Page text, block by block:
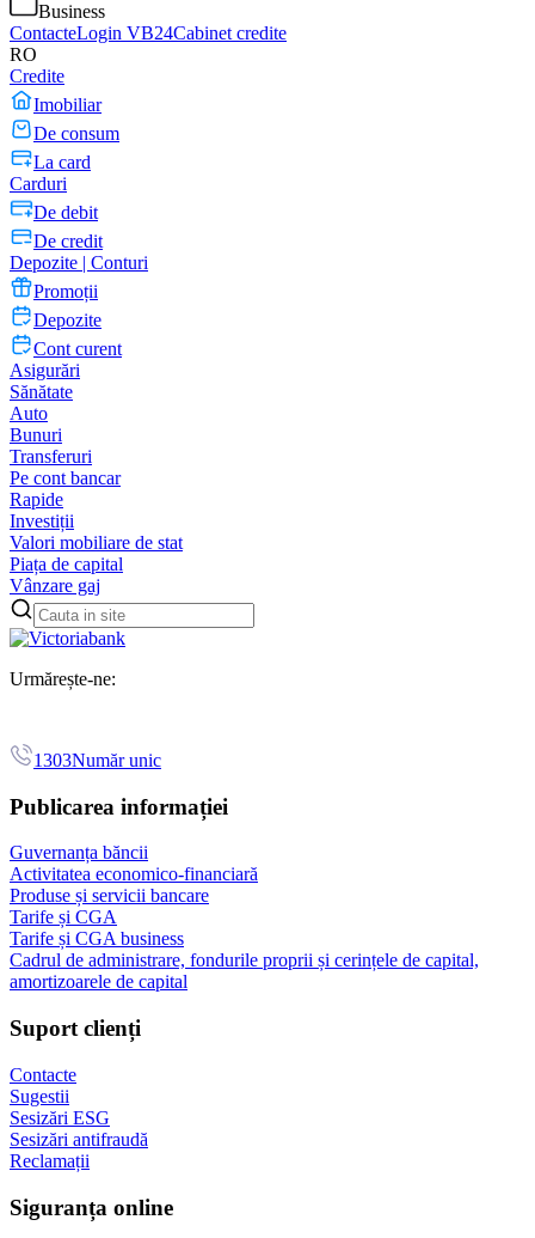
Business
ContacteLogin VB24Cabinet credite
RO
Credite
Imobiliar
De consum
La card
Carduri
De debit
De credit
Depozite | Conturi
Promoții
Depozite
Cont curent
Asigurări
Sănătate
Auto
Bunuri
Transferuri
Pe cont bancar
Rapide
Investiții
Valori mobiliare de stat
Piața de capital
Vânzare gaj
Urmărește-ne:
1303Număr unic
Publicarea informației
Guvernanța băncii
Activitatea economico-financiară
Produse și servicii bancare
Tarife și CGA
Tarife și CGA business
Cadrul de administrare, fondurile proprii și cerințele de capital,
amortizoarele de capital
Suport clienți
Contacte
Sugestii
Sesizări ESG
Sesizări antifraudă
Reclamații
Siguranța online